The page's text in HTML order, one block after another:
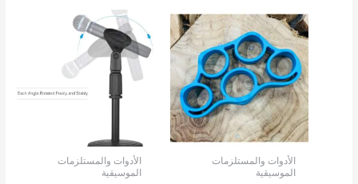
الأدوات والمستلزمات
الموسيقية
الأدوات والمستلزمات
الموسيقية